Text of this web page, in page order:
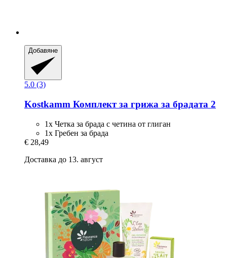
Добавяне
5.0 (3)
Kostkamm Комплект за грижа за брадата 2
1x Четка за брада с четина от глиган
1x Гребен за брада
€ 28,49
Доставка до 13. август